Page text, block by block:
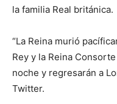
la familia Real británica.
“La Reina murió
Rey y la Reina
noche y regresarán a
Twitter.